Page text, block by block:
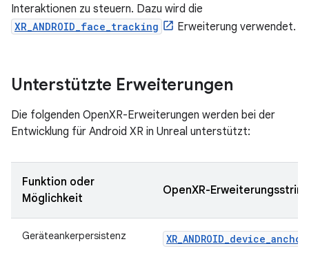
Interaktionen zu steuern. Dazu wird die
XR_ANDROID_face_tracking Erweiterung verwendet.
Unterstützte Erweiterungen
Die folgenden OpenXR-Erweiterungen werden bei der
Entwicklung für Android XR in Unreal unterstützt:
Funktion oder
Möglichkeit
OpenXR-Erweiterungsstring
Geräteankerpersistenz